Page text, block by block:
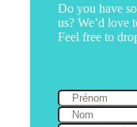
Do you have
us? We’d love
Feel free to